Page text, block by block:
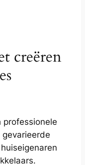
creëren
professionele